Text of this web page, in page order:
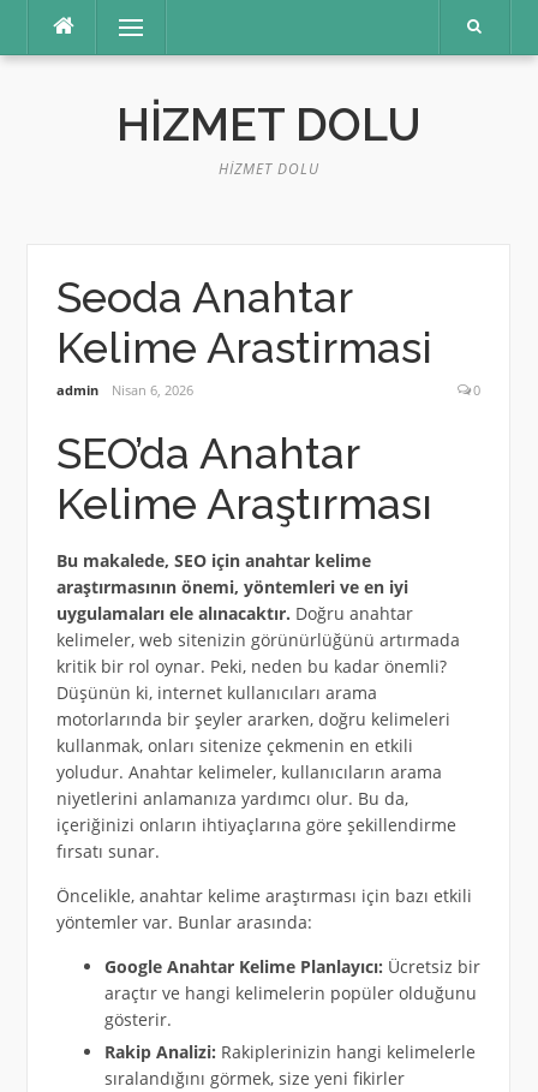
Menü
HIZMET DOLU
HIZMET DOLU
Seoda Anahtar
Kelime Arastirmasi
admin Nisan 6, 2026 0
SEO’da Anahtar
Kelime Araştırması
Bu makalede, SEO için anahtar kelime
araştırmasının önemi, yöntemleri ve en iyi
uygulamaları ele alınacaktır. Doğru anahtar
kelimeler, web sitenizin görünürlüğünü artırmada
kritik bir rol oynar. Peki, neden bu kadar önemli?
Düşünün ki, internet kullanıcıları arama
motorlarında bir şeyler ararken, doğru kelimeleri
kullanmak, onları sitenize çekmenin en etkili
yoludur. Anahtar kelimeler, kullanıcıların arama
niyetlerini anlamanıza yardımcı olur. Bu da,
içeriğinizi onların ihtiyaçlarına göre şekillendirme
fırsatı sunar.
Öncelikle, anahtar kelime araştırması için bazı etkili
yöntemler var. Bunlar arasında:
Google Anahtar Kelime Planlayıcı: Ücretsiz bir
araçtır ve hangi kelimelerin popüler olduğunu
gösterir.
Rakip Analizi: Rakiplerinizin hangi kelimelerle
sıralandığını görmek, size yeni fikirler